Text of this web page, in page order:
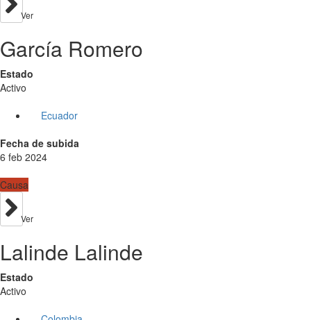
Ver
García Romero
Estado
Activo
Ecuador
Fecha de subida
6 feb 2024
Causa
Ver
Lalinde Lalinde
Estado
Activo